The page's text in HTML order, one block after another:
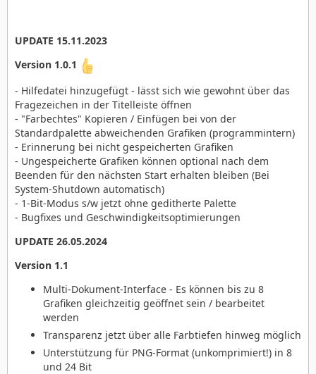
UPDATE 15.11.2023
Version 1.0.1
- Hilfedatei hinzugefügt - lässt sich wie gewohnt über das
Fragezeichen in der Titelleiste öffnen
- "Farbechtes" Kopieren / Einfügen bei von der
Standardpalette abweichenden Grafiken (programmintern)
- Erinnerung bei nicht gespeicherten Grafiken
- Ungespeicherte Grafiken können optional nach dem
Beenden für den nächsten Start erhalten bleiben (Bei
System-Shutdown automatisch)
- 1-Bit-Modus s/w jetzt ohne geditherte Palette
- Bugfixes und Geschwindigkeitsoptimierungen
UPDATE 26.05.2024
Version 1.1
Multi-Dokument-Interface - Es können bis zu 8
Grafiken gleichzeitig geöffnet sein / bearbeitet
werden
Transparenz jetzt über alle Farbtiefen hinweg möglich
Unterstützung für PNG-Format (unkomprimiert!) in 8
und 24 Bit